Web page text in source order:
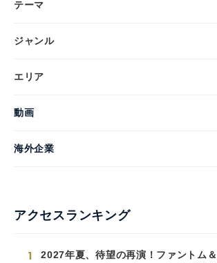
テーマ
ジャンル
エリア
動画
海外企業
アクセスランキング
1
2027年夏、待望の再演！ファントム